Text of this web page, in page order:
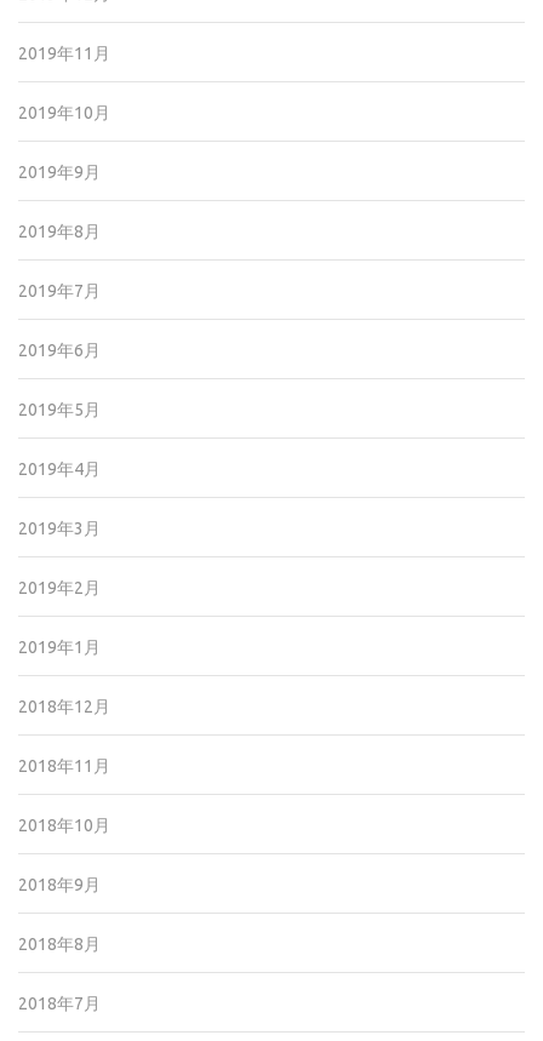
2019年11月
2019年10月
2019年9月
2019年8月
2019年7月
2019年6月
2019年5月
2019年4月
2019年3月
2019年2月
2019年1月
2018年12月
2018年11月
2018年10月
2018年9月
2018年8月
2018年7月